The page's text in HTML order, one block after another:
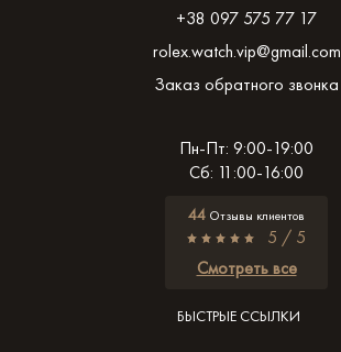
+38 097 575 77 17
rolex.watch.vip@gmail.com
Заказ обратного звонка
Пн-Пт: 9:00-19:00
Сб: 11:00-16:00
44 Отзывы клиентов
5 / 5
Смотреть все
БЫСТРЫЕ ССЫЛКИ